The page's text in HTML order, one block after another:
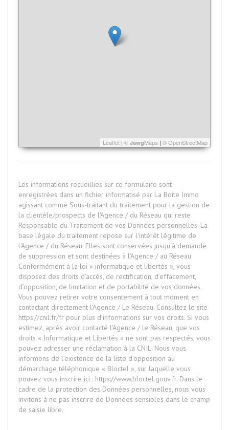
Leaflet | © JawgMaps | © OpenStreetMap
Les informations recueillies sur ce formulaire sont
enregistrées dans un fichier informatisé par La Boite Immo
agissant comme Sous-traitant du traitement pour la gestion de
la clientèle/prospects de l'Agence / du Réseau qui reste
Responsable du Traitement de vos Données personnelles. La
base légale du traitement repose sur l'intérêt légitime de
l'Agence / du Réseau. Elles sont conservées jusqu'à demande
de suppression et sont destinées à l'Agence / au Réseau.
Conformément à la loi « informatique et libertés », vous
disposez des droits d’accès, de rectification, d’effacement,
d’opposition, de limitation et de portabilité de vos données.
Vous pouvez retirer votre consentement à tout moment en
contactant directement l’Agence / Le Réseau. Consultez le site
https://cnil.fr/fr pour plus d’informations sur vos droits. Si vous
estimez, après avoir contacté l'Agence / le Réseau, que vos
droits « Informatique et Libertés » ne sont pas respectés, vous
pouvez adresser une réclamation à la CNIL. Nous vous
informons de l’existence de la liste d'opposition au
démarchage téléphonique « Bloctel », sur laquelle vous
pouvez vous inscrire ici : https://www.bloctel.gouv.fr. Dans le
cadre de la protection des Données personnelles, nous vous
invitons à ne pas inscrire de Données sensibles dans le champ
de saisie libre.